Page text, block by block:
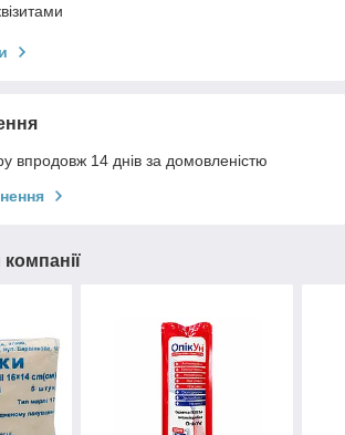
впродовж 14 днів за домовленістю